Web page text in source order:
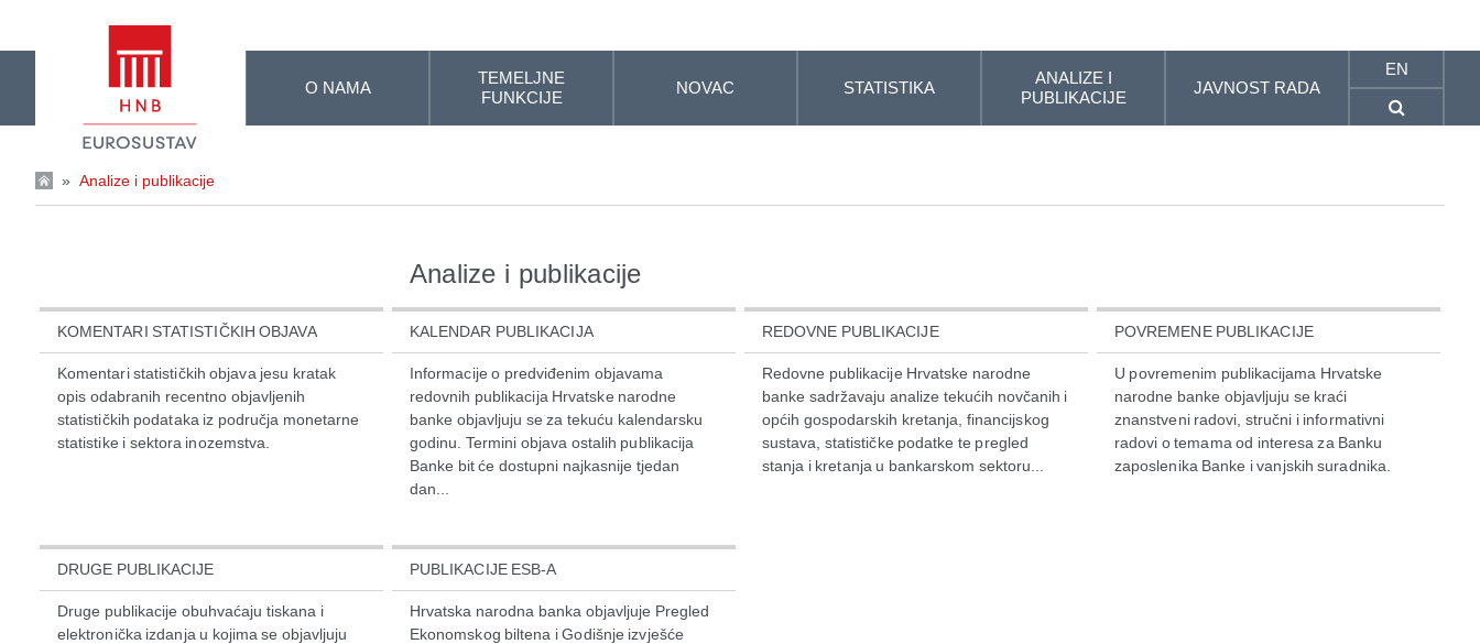
O NAMA
TEMELJNE
FUNKCIJE
NOVAC STATISTIKA
ANALIZE I
PUBLIKACIJE
JAVNOST RADA
EN
» Analize i publikacije
Analize i publikacije
KOMENTARI STATISTIČKIH OBJAVA
Komentari statističkih objava jesu kratak
opis odabranih recentno objavljenih
statističkih podataka iz područja monetarne
statistike i sektora inozemstva.
KALENDAR PUBLIKACIJA
Informacije o predviđenim objavama
redovnih publikacija Hrvatske narodne
banke objavljuju se za tekuću kalendarsku
godinu. Termini objava ostalih publikacija
Banke bit će dostupni najkasnije tjedan
dan...
REDOVNE PUBLIKACIJE
Redovne publikacije Hrvatske narodne
banke sadržavaju analize tekućih novčanih i
općih gospodarskih kretanja, financijskog
sustava, statističke podatke te pregled
stanja i kretanja u bankarskom sektoru...
POVREMENE PUBLIKACIJE
U povremenim publikacijama Hrvatske
narodne banke objavljuju se kraći
znanstveni radovi, stručni i informativni
radovi o temama od interesa za Banku
zaposlenika Banke i vanjskih suradnika.
DRUGE PUBLIKACIJE
Druge publikacije obuhvaćaju tiskana i
elektronička izdanja u kojima se objavljuju
PUBLIKACIJE ESB-A
Hrvatska narodna banka objavljuje Pregled
Ekonomskog biltena i Godišnje izvješće